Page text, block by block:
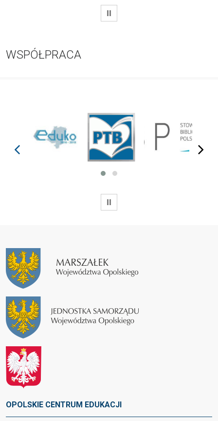
WSTRZYMAJ
WSPÓŁPRACA
prev next
WSTRZYMAJ
OPOLSKIE CENTRUM EDUKACJI